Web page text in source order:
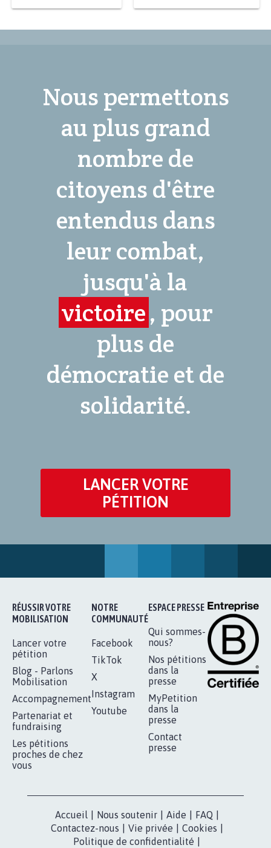
Nous permettons
au plus grand
nombre de
citoyens d'être
entendus dans
leur combat,
jusqu'à la
victoire, pour
plus de
démocratie et de
solidarité.
LANCER VOTRE
PÉTITION
RÉUSSIR VOTRE
MOBILISATION
Lancer votre
pétition
Blog - Parlons
Mobilisation
Accompagnement
Partenariat et
fundraising
Les pétitions
proches de chez
vous
NOTRE
COMMUNAUTÉ
Facebook
TikTok
X
Instagram
Youtube
ESPACE PRESSE
Qui sommes-
nous?
Nos pétitions
dans la
presse
MyPetition
dans la
presse
Contact
presse
Accueil Nous soutenir Aide FAQ
Contactez-nous
Vie privée Cookies
Politique de confidentialité